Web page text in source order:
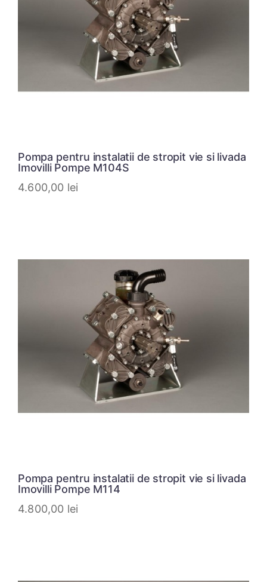
Pompa pentru instalatii de stropit vie si livada
Imovilli Pompe M104S
4.600,00 lei
Pompa pentru instalatii de stropit vie si livada
Imovilli Pompe M114
4.800,00 lei